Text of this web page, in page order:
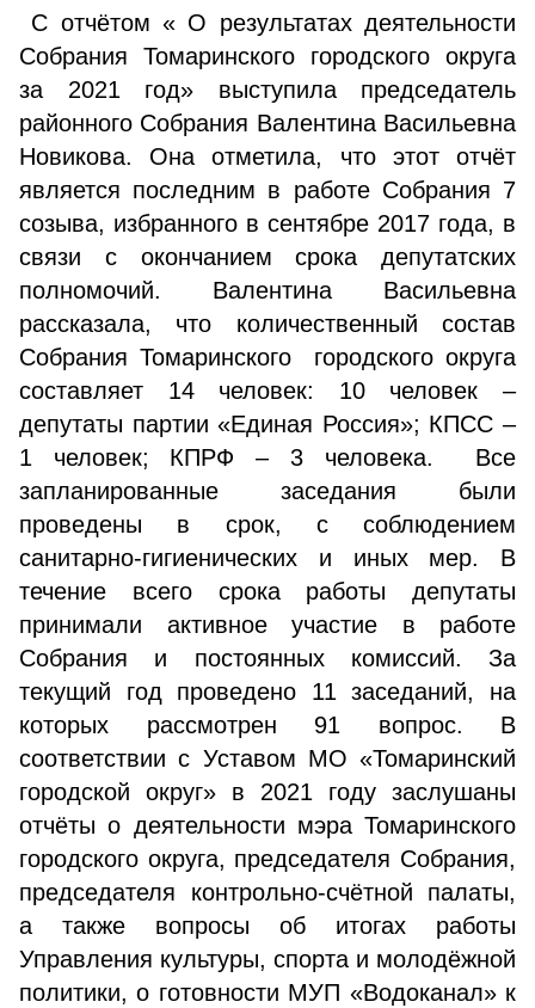
С отчётом « О результатах деятельности
Собрания Томаринского городского округа
за 2021 год» выступила председатель
районного Собрания Валентина Васильевна
Новикова. Она отметила, что этот отчёт
является последним в работе Собрания 7
созыва, избранного в сентябре 2017 года, в
связи с окончанием срока депутатских
полномочий. Валентина Васильевна
рассказала, что количественный состав
Собрания Томаринского городского округа
составляет 14 человек: 10 человек –
депутаты партии «Единая Россия»; КПСС –
1 человек; КПРФ – 3 человека. Все
запланированные заседания были
проведены в срок, с соблюдением
санитарно-гигиенических и иных мер. В
течение всего срока работы депутаты
принимали активное участие в работе
Собрания и постоянных комиссий. За
текущий год проведено 11 заседаний, на
которых рассмотрен 91 вопрос. В
соответствии с Уставом МО «Томаринский
городской округ» в 2021 году заслушаны
отчёты о деятельности мэра Томаринского
городского округа, председателя Собрания,
председателя контрольно-счётной палаты,
а также вопросы об итогах работы
Управления культуры, спорта и молодёжной
политики, о готовности МУП «Водоканал» к